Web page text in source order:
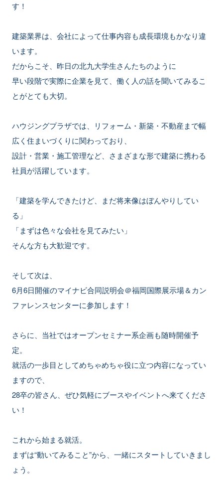
す！
建築業界は、会社によって仕事内容も成長環境もかなり違
います。
だからこそ、昨日の北九大学生さんたちのように
早い段階で実際に企業を見て、働く人の話を聞いてみるこ
とがとても大切。
ハウジングプラザでは、リフォーム・新築・不動産まで幅
広く住まいづくりに関わっており、
設計・営業・施工管理など、さまざまな形で建築に携わる
社員が活躍しています。
「建築を学んできたけど、まだ将来像はぼんやりしてい
る」
「まずは色々な会社を見てみたい」
そんな方も大歓迎です。
そして次は、
6月6日開催のマイナビ合同説明会＠福岡国際展示場＆カン
ファレンスセンターに参加します！
さらに、当社ではオープンセミナー系企画も随時開催予
定。
就活の一歩目としてめちゃめちゃ役に立つ内容になってい
ますので、
28卒の皆さん、ぜひ気軽にブースやイベントへ来てくださ
い！
これから始まる就活。
まずは“動いてみること”から、一緒にスタートしていきまし
ょう。